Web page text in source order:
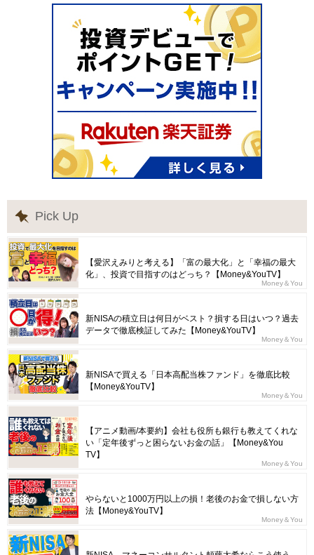
Pick Up
【愛沢えみりと考える】「富の最大化」と「幸福の最大
化」、投資で目指すのはどっち？【Money&YouTV】
Money＆You
新NISAの積立日は何日がベスト？損する日はいつ？過去
データで徹底検証してみた【Money&YouTV】
Money＆You
新NISAで買える「日本高配当株ファンド」を徹底比較
【Money&YouTV】
Money＆You
【アニメ動画/本要約】会社も役所も銀行も教えてくれな
い「定年後ずっと困らないお金の話」【Money&You
TV】
Money＆You
やらないと1000万円以上の損！老後のお金で損しない方
法【Money&YouTV】
Money＆You